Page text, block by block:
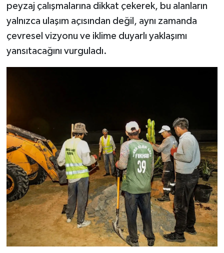
peyzaj çalışmalarına dikkat çekerek, bu alanların
yalnızca ulaşım açısından değil, aynı zamanda
çevresel vizyonu ve iklime duyarlı yaklaşımı
yansıtacağını vurguladı.